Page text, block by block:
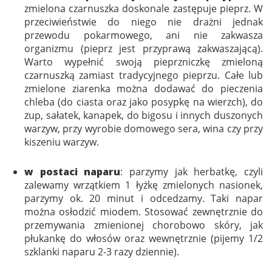
zmielona czarnuszka doskonale zastępuje pieprz. W
przeciwieństwie do niego nie drażni jednak
przewodu pokarmowego, ani nie zakwasza
organizmu (pieprz jest przyprawą zakwaszającą).
Warto wypełnić swoją pieprzniczkę zmieloną
czarnuszką zamiast tradycyjnego pieprzu. Całe lub
zmielone ziarenka można dodawać do pieczenia
chleba (do ciasta oraz jako posypkę na wierzch), do
zup, sałatek, kanapek, do bigosu i innych duszonych
warzyw, przy wyrobie domowego sera, wina czy przy
kiszeniu warzyw.
w postaci naparu: parzymy jak herbatkę, czyli
zalewamy wrzątkiem 1 łyżkę zmielonych nasionek,
parzymy ok. 20 minut i odcedzamy. Taki napar
można osłodzić miodem. Stosować zewnętrznie do
przemywania zmienionej chorobowo skóry, jak
płukankę do włosów oraz wewnętrznie (pijemy 1/2
szklanki naparu 2-3 razy dziennie).